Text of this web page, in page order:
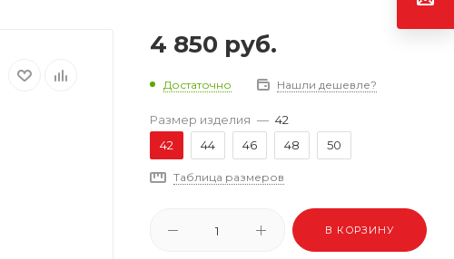
4 850 руб.
Достаточно Нашли дешевле?
Размер изделия — 42
42
44 46 48 50
Таблица размеров
В КОРЗИНУ